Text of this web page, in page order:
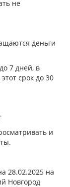
не
деньги
7 дней, в
срок до 30
и
28.02.2025 на
Новгород